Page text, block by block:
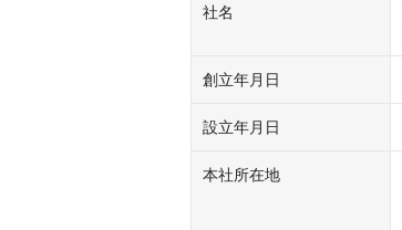
社名
創立年月日
設立年月日
本社所在地